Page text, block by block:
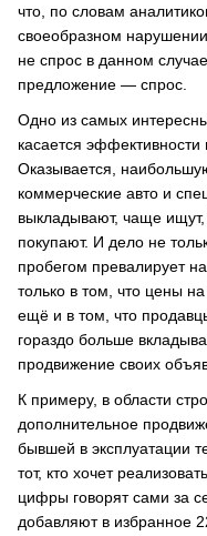
что, по словам
своеобразном нарушении
не спрос в данном
предложение — спрос.
Одно из самых
касается
Оказывается,
коммерческие авто и
выкладывают, чаще
покупают. И дело не
пробегом превалирует
только в том, что цены
ещё и в том, что
гораздо больше
продвижение своих
К примеру, в области
дополнительное
бывшей в эксплуатации
тот, кто хочет
цифры говорят сами за
добавляют в избранное